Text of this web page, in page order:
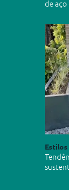
de
Estilos